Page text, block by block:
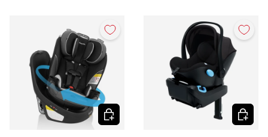
Ajouter au panier Ajouter